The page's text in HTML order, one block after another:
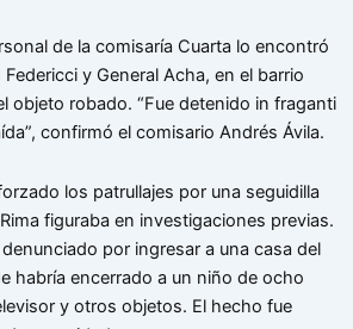
de la comisaría Cuarta lo encontró
y General Acha, en el barrio
objeto robado. “Fue detenido in fraganti
confirmó el comisario Andrés Ávila.
los patrullajes por una seguidilla
figuraba en investigaciones previas.
por ingresar a una casa del
habría encerrado a un niño de ocho
y otros objetos. El hecho fue